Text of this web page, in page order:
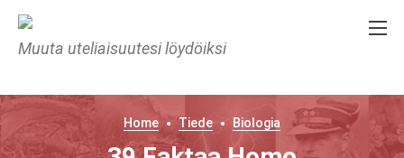
Muuta uteliaisuutesi löydöiksi
Home Tiede Biologia